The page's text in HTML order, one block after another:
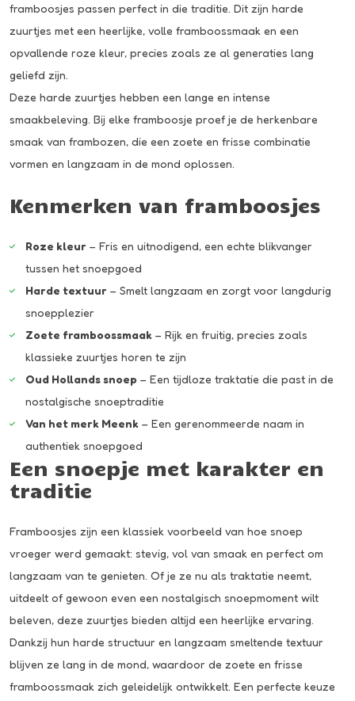
framboosjes passen perfect in die traditie. Dit zijn harde
zuurtjes met een heerlijke, volle framboossmaak en een
opvallende roze kleur, precies zoals ze al generaties lang
geliefd zijn.
Deze harde zuurtjes hebben een lange en intense
smaakbeleving. Bij elke framboosje proef je de herkenbare
smaak van frambozen, die een zoete en frisse combinatie
vormen en langzaam in de mond oplossen.
Kenmerken van framboosjes
Roze kleur – Fris en uitnodigend, een echte blikvanger
tussen het snoepgoed
Harde textuur – Smelt langzaam en zorgt voor langdurig
snoepplezier
Zoete framboossmaak – Rijk en fruitig, precies zoals
klassieke zuurtjes horen te zijn
Oud Hollands snoep – Een tijdloze traktatie die past in de
nostalgische snoeptraditie
Van het merk Meenk – Een gerenommeerde naam in
authentiek snoepgoed
Een snoepje met karakter en
traditie
Framboosjes zijn een klassiek voorbeeld van hoe snoep
vroeger werd gemaakt: stevig, vol van smaak en perfect om
langzaam van te genieten. Of je ze nu als traktatie neemt,
uitdeelt of gewoon even een nostalgisch snoepmoment wilt
beleven, deze zuurtjes bieden altijd een heerlijke ervaring.
Dankzij hun harde structuur en langzaam smeltende textuur
blijven ze lang in de mond, waardoor de zoete en frisse
framboossmaak zich geleidelijk ontwikkelt. Een perfecte keuze